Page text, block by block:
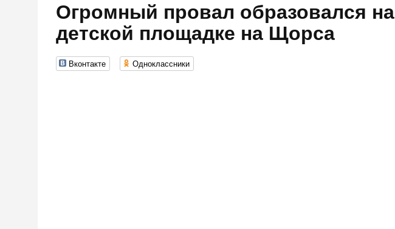
Огромный провал образовался на
детской площадке на Щорса
Вконтакте Одноклассники